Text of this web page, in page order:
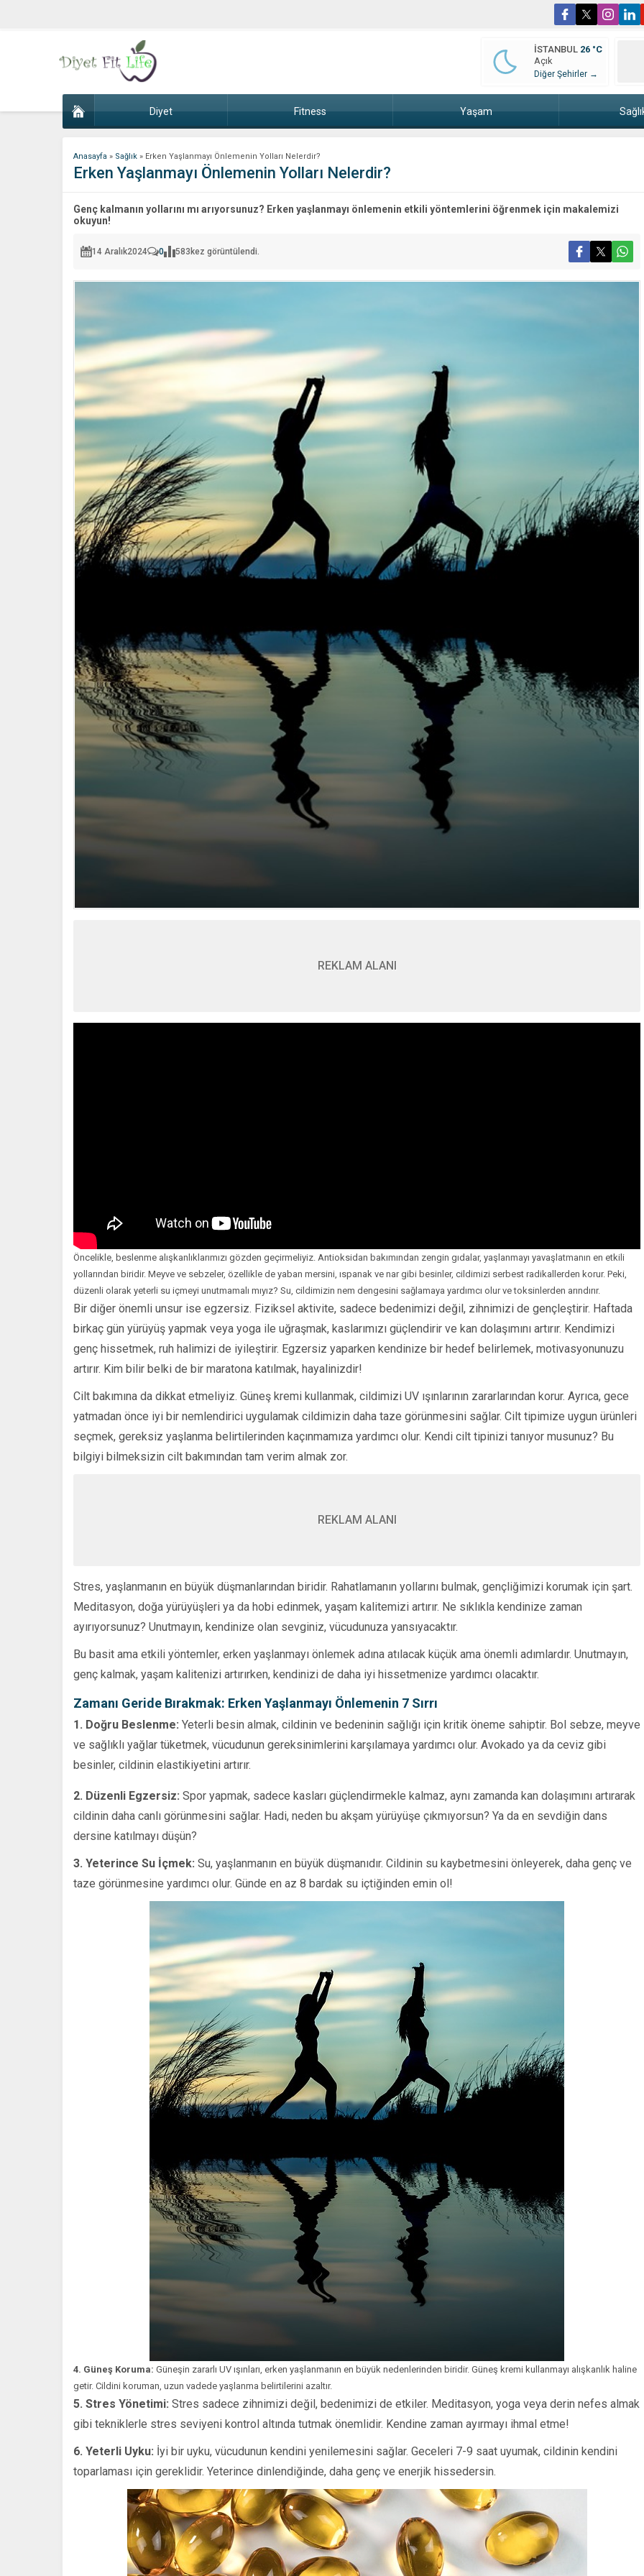
İSTANBUL 26 °C
Açık
Diğer Şehirler →
Diyet Fitness Yaşam
Anasayfa » Sağlık » Erken Yaşlanmayı Önlemenin Yolları Nelerdir?
Erken Yaşlanmayı Önlemenin Yolları Nelerdir?
Genç kalmanın yollarını mı arıyorsunuz? Erken yaşlanmayı önlemenin etkili yöntemlerini öğrenmek için makalemizi
okuyun!
14 Aralık2024 0 583 kez görüntülendi.
REKLAM ALANI
Öncelikle, beslenme alışkanlıklarımızı gözden geçirmeliyiz. Antioksidan bakımından zengin gıdalar, yaşlanmayı yavaşlatmanın en etkili
yollarından biridir. Meyve ve sebzeler, özellikle de yaban mersini, ıspanak ve nar gibi besinler, cildimizi serbest radikallerden korur. Peki,
düzenli olarak yeterli su içmeyi unutmamalı mıyız? Su, cildimizin nem dengesini sağlamaya yardımcı olur ve toksinlerden arındırır.
Bir diğer önemli unsur ise egzersiz. Fiziksel aktivite, sadece bedenimizi değil, zihnimizi de gençleştirir. Haftada
birkaç gün yürüyüş yapmak veya yoga ile uğraşmak, kaslarımızı güçlendirir ve kan dolaşımını artırır. Kendimizi
genç hissetmek, ruh halimizi de iyileştirir. Egzersiz yaparken kendinize bir hedef belirlemek, motivasyonunuzu
artırır. Kim bilir belki de bir maratona katılmak, hayalinizdir!
Cilt bakımına da dikkat etmeliyiz. Güneş kremi kullanmak, cildimizi UV ışınlarının zararlarından korur. Ayrıca, gece
yatmadan önce iyi bir nemlendirici uygulamak cildimizin daha taze görünmesini sağlar. Cilt tipimize uygun ürünleri
seçmek, gereksiz yaşlanma belirtilerinden kaçınmamıza yardımcı olur. Kendi cilt tipinizi tanıyor musunuz? Bu
bilgiyi bilmeksizin cilt bakımından tam verim almak zor.
REKLAM ALANI
Stres, yaşlanmanın en büyük düşmanlarından biridir. Rahatlamanın yollarını bulmak, gençliğimizi korumak için şart.
Meditasyon, doğa yürüyüşleri ya da hobi edinmek, yaşam kalitemizi artırır. Ne sıklıkla kendinize zaman
ayırıyorsunuz? Unutmayın, kendinize olan sevginiz, vücudunuza yansıyacaktır.
Bu basit ama etkili yöntemler, erken yaşlanmayı önlemek adına atılacak küçük ama önemli adımlardır. Unutmayın,
genç kalmak, yaşam kalitenizi artırırken, kendinizi de daha iyi hissetmenize yardımcı olacaktır.
Zamanı Geride Bırakmak: Erken Yaşlanmayı Önlemenin 7 Sırrı
1. Doğru Beslenme: Yeterli besin almak, cildinin ve bedeninin sağlığı için kritik öneme sahiptir. Bol sebze, meyve
ve sağlıklı yağlar tüketmek, vücudunun gereksinimlerini karşılamaya yardımcı olur. Avokado ya da ceviz gibi
besinler, cildinin elastikiyetini artırır.
2. Düzenli Egzersiz: Spor yapmak, sadece kasları güçlendirmekle kalmaz, aynı zamanda kan dolaşımını artırarak
cildinin daha canlı görünmesini sağlar. Hadi, neden bu akşam yürüyüşe çıkmıyorsun? Ya da en sevdiğin dans
dersine katılmayı düşün?
3. Yeterince Su İçmek: Su, yaşlanmanın en büyük düşmanıdır. Cildinin su kaybetmesini önleyerek, daha genç ve
taze görünmesine yardımcı olur. Günde en az 8 bardak su içtiğinden emin ol!
4. Güneş Koruma: Güneşin zararlı UV ışınları, erken yaşlanmanın en büyük nedenlerinden biridir. Güneş kremi kullanmayı alışkanlık haline
getir. Cildini koruman, uzun vadede yaşlanma belirtilerini azaltır.
5. Stres Yönetimi: Stres sadece zihnimizi değil, bedenimizi de etkiler. Meditasyon, yoga veya derin nefes almak
gibi tekniklerle stres seviyeni kontrol altında tutmak önemlidir. Kendine zaman ayırmayı ihmal etme!
6. Yeterli Uyku: İyi bir uyku, vücudunun kendini yenilemesini sağlar. Geceleri 7-9 saat uyumak, cildinin kendini
toparlaması için gereklidir. Yeterince dinlendiğinde, daha genç ve enerjik hissedersin.
Makro Besinler
Yağ Rehberi